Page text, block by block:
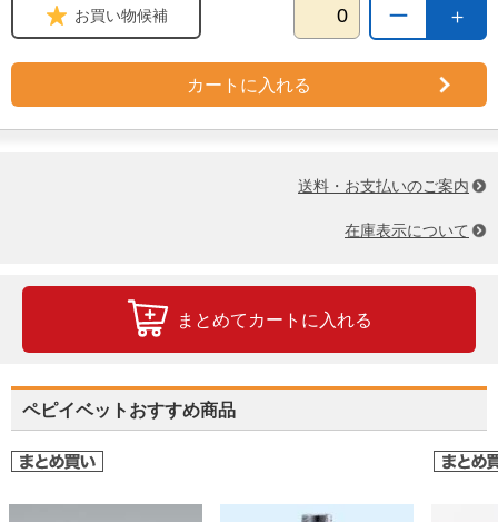
＋
ー
お買い物候補
カートに入れる
送料・お支払いのご案内
在庫表示について
まとめてカートに入れる
ペピイベットおすすめ商品